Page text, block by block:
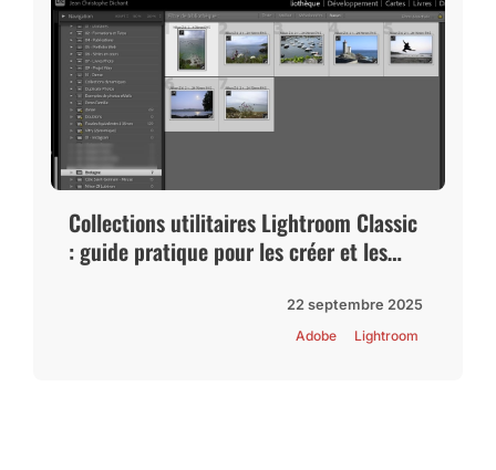
Collections utilitaires Lightroom Classic
: guide pratique pour les créer et les
22 septembre 2025
Adobe
Lightroom